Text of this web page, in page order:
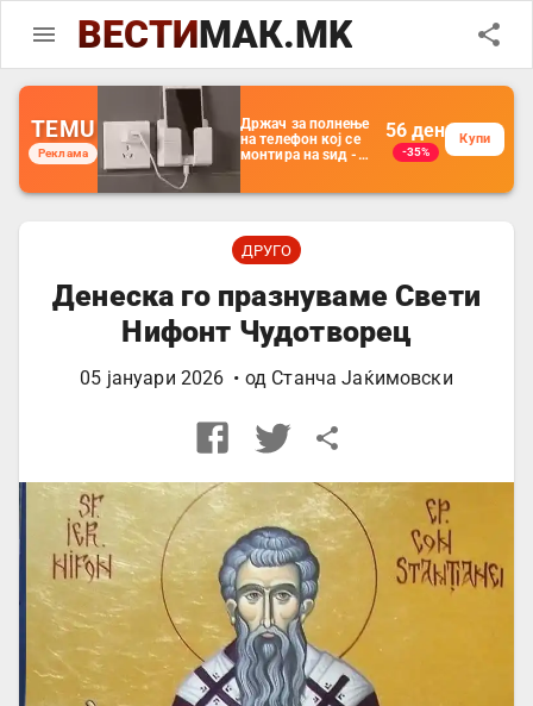
ВЕСТИМАК.MK
TEMU
Реклама
Држач за полнење
на телефон кој се
монтира на ѕид -
организатор за
далечински
управувач
56 ден
-35%
Купи
ДРУГО
Денеска го празнуваме Свети
Нифонт Чудотворец
05 јануари 2026 • од Станча Јаќимовски